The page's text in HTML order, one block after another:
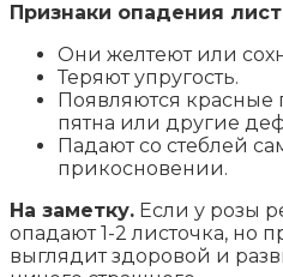
Признаки опадения
Они желтеют или
Теряют упругость.
Появляются
пятна или другие
Падают со стеблей
прикосновении.
На заметку. Если у розы
опадают 1-2 листочка, но
выглядит здоровой и